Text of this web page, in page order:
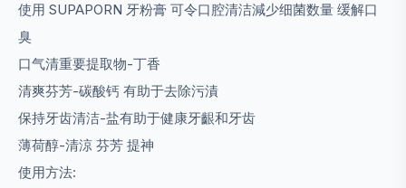
使用 SUPAPORN 牙粉膏 可令口腔清洁減少细菌数量 缓解口
臭
口气清重要提取物-丁香
清爽芬芳-碳酸钙 有助于去除污漬
保持牙齿清洁-盐有助于健康牙齦和牙齿
薄荷醇-清涼 芬芳 提神
使用方法: